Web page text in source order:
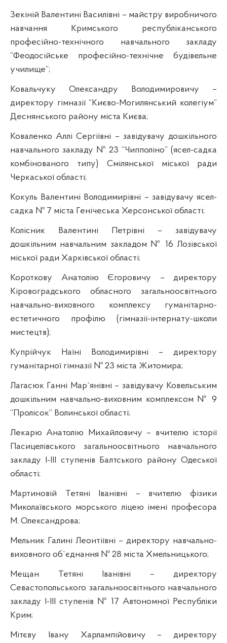
Зекіній Валентині Василівні – майстру виробничого
навчання Кримського республіканського
професійно-технічного навчального закладу
“Феодосійське професійно-технічне будівельне
училище”;
Ковальчуку Олександру Володимировичу –
директору гімназії“ Києво-Могилянський колегіум”
Деснянського району міста Києва;
Коваленко Аллі Сергіївні – завідувачу дошкільного
навчального закладу № 23 “Чипполіно” (ясел-садка
комбінованого типу) Смілянської міської ради
Черкаської області;
Кокуль Валентині Володимирівні – завідувачу ясел-
садка № 7 міста Генічеська Херсонської області;
Колісник Валентині Петрівні – завідувачу
дошкільним навчальним закладом № 16 Лозівської
міської ради Харківської області;
Короткову Анатолію Єгоровичу – директору
Кіровоградського обласного загальноосвітнього
навчально-виховного комплексу гуманітарно-
естетичного профілю (гімназії-інтернату-школи
мистецтв);
Купрійчук Наїні Володимирівні – директору
гуманітарної гімназії № 23 міста Житомира;
Лагасюк Ганні Мар`янівні – завідувачу Ковельським
дошкільним навчально-виховним комплексом № 9
“ Пролісок” Волинської області;
Лекарю Анатолію Михайловичу – вчителю історії
Пасицелівського загальноосвітнього навчального
закладу І-ІІІ ступенів Балтського району Одеської
області;
Мартиновій Тетяні Іванівні – вчителю фізики
Миколаївського морського ліцею імені професора
М. Олександрова;
Мельник Галині Леонтіївні – директору навчально-
виховного об`єднання № 28 міста Хмельницького;
Мещан Тетяні Іванівні – директору
Севастопольського загальноосвітнього навчального
закладу І-ІІІ ступенів № 17 Автономної Республіки
Крим;
Мітєву Івану Харлампійовичу – директору